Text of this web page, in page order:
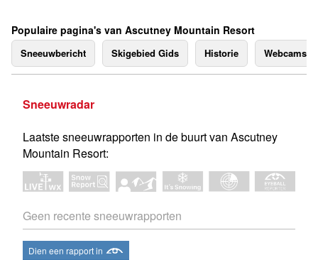
Populaire pagina's van Ascutney Mountain Resort
Sneeuwbericht Skigebied Gids Historie Webcams
Sneeuwradar
Laatste sneeuwrapporten in de buurt van Ascutney
Mountain Resort:
Geen recente sneeuwrapporten
Dien een rapport in